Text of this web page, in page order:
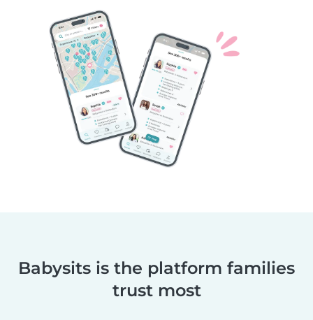
Babysits is the platform families
trust most